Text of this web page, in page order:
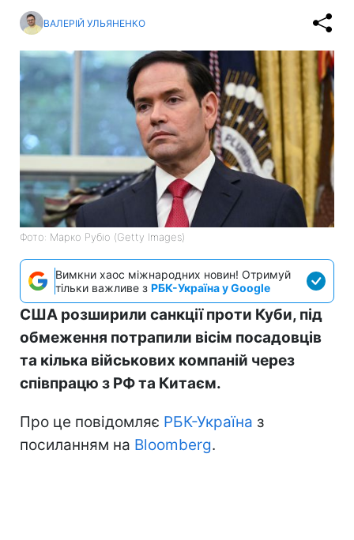
ВАЛЕРІЙ УЛЬЯНЕНКО
Фото: Марко Рубіо (Getty Images)
Вимкни хаос міжнародних новин! Отримуй
тільки важливе з РБК-Україна у Google
США розширили санкції проти Куби, під
обмеження потрапили вісім посадовців
та кілька військових компаній через
співпрацю з РФ та Китаєм.
Про це повідомляє РБК-Україна з
посиланням на Bloomberg.